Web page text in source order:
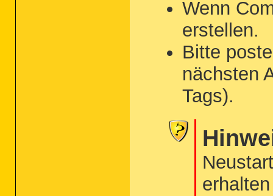
Wenn
erstellen.
Bitte
nächsten
Tags).
erhalten